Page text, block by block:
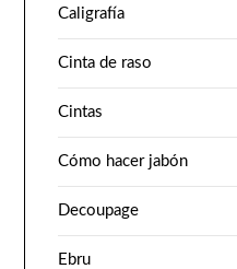
Caligrafía
Cinta de raso
Cintas
Cómo hacer jabón
Decoupage
Ebru